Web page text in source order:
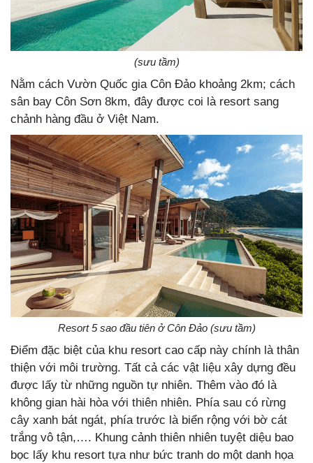
(sưu tầm)
Nằm cách Vườn Quốc gia Côn Đảo khoảng 2km; cách
sân bay Côn Sơn 8km, đây được coi là resort sang
chảnh hàng đầu ở Việt Nam.
Resort 5 sao đầu tiên ở Côn Đảo (sưu tầm)
Điểm đặc biệt của khu resort cao cấp này chính là thân
thiện với môi trường. Tất cả các vật liệu xây dựng đều
được lấy từ những nguồn tự nhiên. Thêm vào đó là
không gian hài hòa với thiên nhiên. Phía sau có rừng
cây xanh bát ngát, phía trước là biển rộng với bờ cát
trắng vô tận,…. Khung cảnh thiên nhiên tuyệt diệu bao
bọc lấy khu resort tựa như bức tranh do một danh họa